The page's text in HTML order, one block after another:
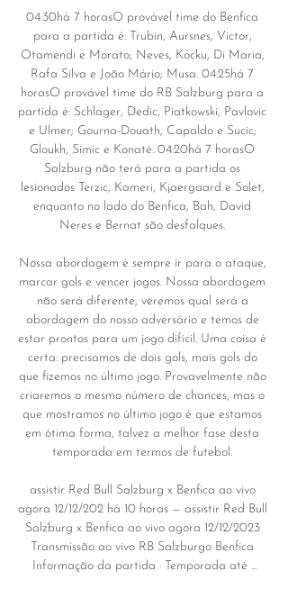
04:30há 7 horasO provável time do Benfica
para a partida é: Trubin, Aursnes, Victor,
Otamendi e Morato; Neves, Kocku, Di Maria,
Rafa Silva e João Mário; Musa. 04:25há 7
horasO provável time do RB Salzburg para a
partida é: Schlager, Dedic, Piatkowski, Pavlovic
e Ulmer; Gourna-Douath, Capaldo e Sucic;
Gloukh, Simic e Konaté. 04:20há 7 horasO
Salzburg não terá para a partida os
lesionados Terzic, Kameri, Kjaergaard e Solet,
enquanto no lado do Benfica, Bah, David
Neres e Bernat são desfalques.
Nossa abordagem é sempre ir para o ataque,
marcar gols e vencer jogos. Nossa abordagem
não será diferente, veremos qual será a
abordagem do nosso adversário e temos de
estar prontos para um jogo difícil. Uma coisa é
certa: precisamos de dois gols, mais gols do
que fizemos no último jogo. Provavelmente não
criaremos o mesmo número de chances, mas o
que mostramos no último jogo é que estamos
em ótima forma, talvez a melhor fase desta
temporada em termos de futebol.
assistir Red Bull Salzburg x Benfica ao vivo
agora 12/12/202 há 10 horas — assistir Red Bull
Salzburg x Benfica ao vivo agora 12/12/2023
Transmissão ao vivo RB Salzburgo Benfica
Informação da partida · Temporada até ...